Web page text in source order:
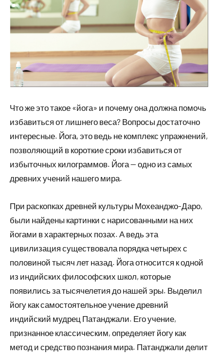
Что же это такое «йога» и почему она должна помочь
избавиться от лишнего веса? Вопросы достаточно
интересные. Йога, это ведь не комплекс упражнений,
позволяющий в короткие сроки избавиться от
избыточных килограммов. Йога — одно из самых
древних учений нашего мира.
При раскопках древней культуры Мохеанджо-Даро,
были найдены картинки с нарисованными на них
йогами в характерных позах. А ведь эта
цивилизация существовала порядка четырех с
половиной тысяч лет назад. Йога относится к одной
из индийских философских школ, которые
появились за тысячелетия до нашей эры. Выделил
йогу как самостоятельное учение древний
индийский мудрец Патанджали. Его учение,
признанное классическим, определяет йогу как
метод и средство познания мира. Патанджали делит